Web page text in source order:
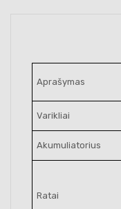
Aprašymas
Varikliai
Akumuliatorius
Ratai